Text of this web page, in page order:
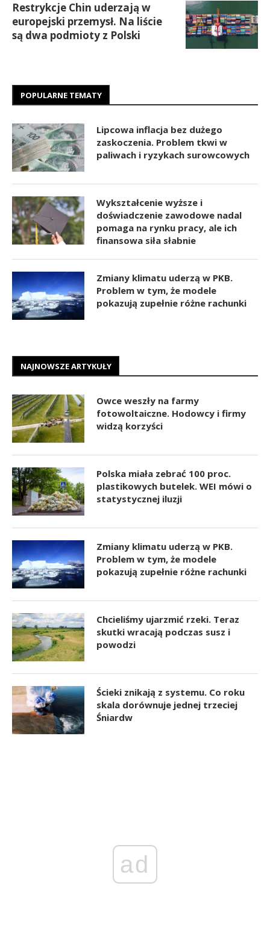
Restrykcje Chin uderzają w
europejski przemysł. Na liście
są dwa podmioty z Polski
POPULARNE TEMATY
Lipcowa inflacja bez dużego
zaskoczenia. Problem tkwi w
paliwach i ryzykach surowcowych
Wykształcenie wyższe i
doświadczenie zawodowe nadal
pomaga na rynku pracy, ale ich
finansowa siła słabnie
Zmiany klimatu uderzą w PKB.
Problem w tym, że modele
pokazują zupełnie różne rachunki
NAJNOWSZE ARTYKUŁY
Owce weszły na farmy
fotowoltaiczne. Hodowcy i firmy
widzą korzyści
Polska miała zebrać 100 proc.
plastikowych butelek. WEI mówi o
statystycznej iluzji
Zmiany klimatu uderzą w PKB.
Problem w tym, że modele
pokazują zupełnie różne rachunki
Chcieliśmy ujarzmić rzeki. Teraz
skutki wracają podczas susz i
powodzi
Ścieki znikają z systemu. Co roku
skala dorównuje jednej trzeciej
Śniardw
ad